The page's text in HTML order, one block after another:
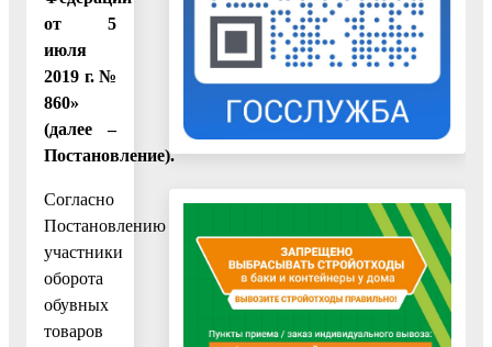
от 5
июля
2019 г. №
860»
(далее –
Постановление).
Согласно
Постановлению
участники
оборота
обувных
товаров